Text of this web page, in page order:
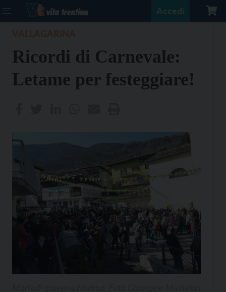
Accedi
Ricordi di Carnevale:
Letame per festeggiare!